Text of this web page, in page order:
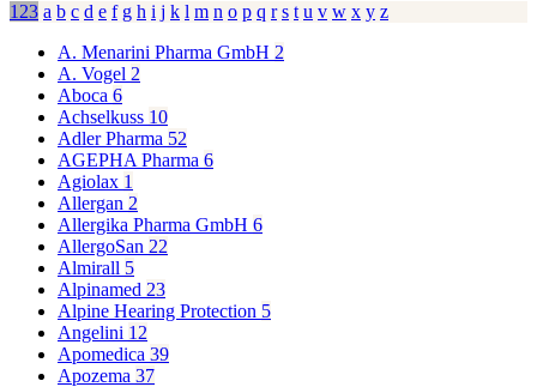
123 a b c d e f g h i j k l m n o p q r s t u v w x y z
A. Menarini Pharma GmbH 2
A. Vogel 2
Aboca 6
Achselkuss 10
Adler Pharma 52
AGEPHA Pharma 6
Agiolax 1
Allergan 2
Allergika Pharma GmbH 6
AllergoSan 22
Almirall 5
Alpinamed 23
Alpine Hearing Protection 5
Angelini 12
Apomedica 39
Apozema 37